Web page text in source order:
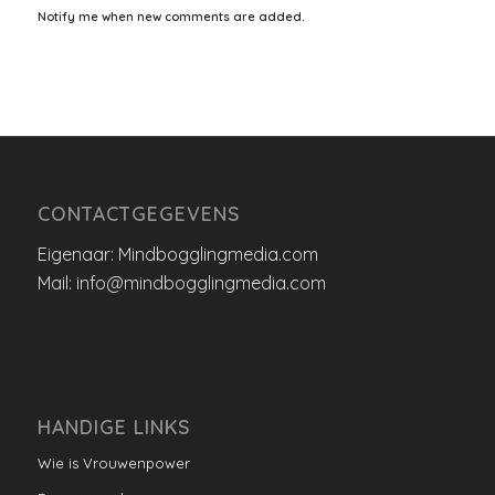
Notify me when new comments are added.
CONTACTGEGEVENS
Eigenaar: Mindbogglingmedia.com
Mail: info@mindbogglingmedia.com
HANDIGE LINKS
Wie is Vrouwenpower